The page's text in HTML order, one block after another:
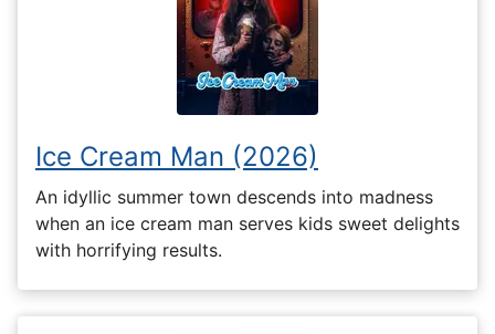
Ice Cream Man (2026)
An idyllic summer town descends into madness
when an ice cream man serves kids sweet delights
with horrifying results.